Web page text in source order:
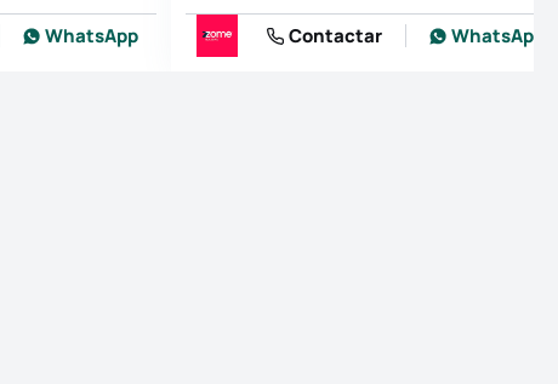
WhatsApp
Contactar
WhatsApp